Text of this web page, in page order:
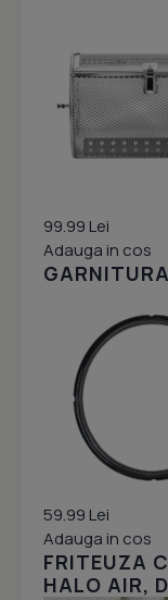
99.99 Lei
Adauga in cos
59.99 Lei
Adauga in cos
FRITEUZA
HALO AIR,